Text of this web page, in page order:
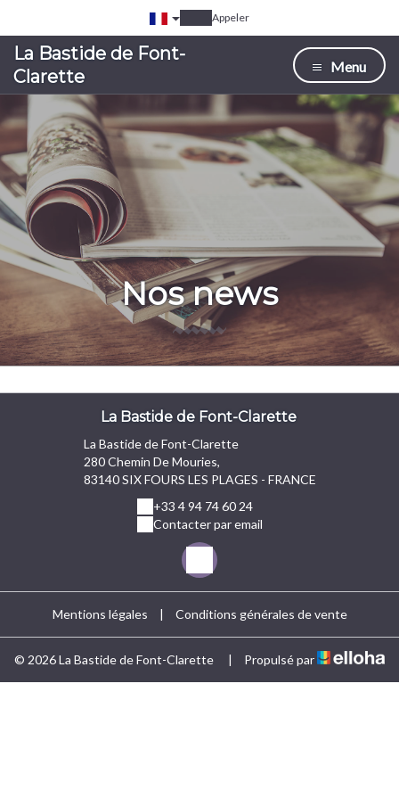
Appeler
La Bastide de Font-
Clarette
Menu
Nos news
La Bastide de Font-Clarette
La Bastide de Font-Clarette
280 Chemin De Mouries,
83140 SIX FOURS LES PLAGES - FRANCE
+33 4 94 74 60 24
Contacter par email
Mentions légales | Conditions générales de vente
© 2026 La Bastide de Font-Clarette | Propulsé par